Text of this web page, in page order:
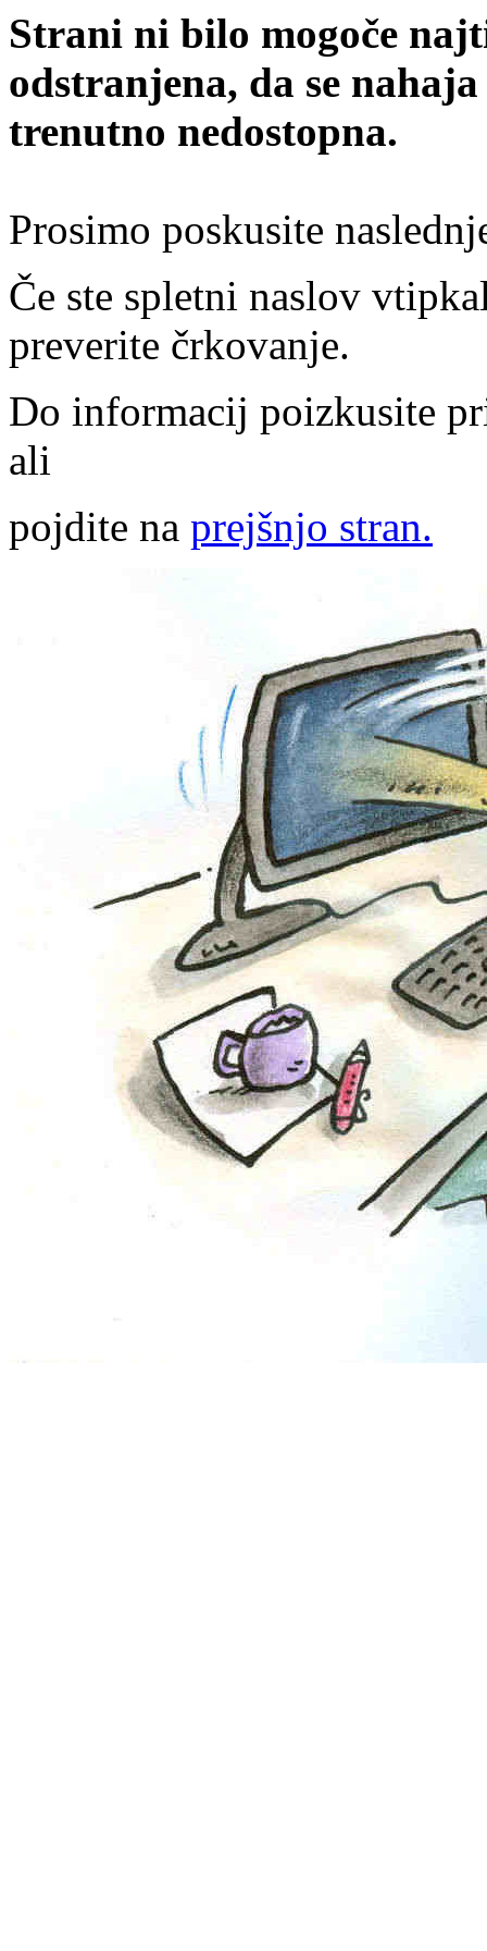
Strani ni bilo mogoče
odstranjena, da se
trenutno nedostopna.
Prosimo poskusite
Če ste spletni naslov
preverite črkovanje.
Do informacij poizkusite
ali
pojdite na prejšnjo stran.